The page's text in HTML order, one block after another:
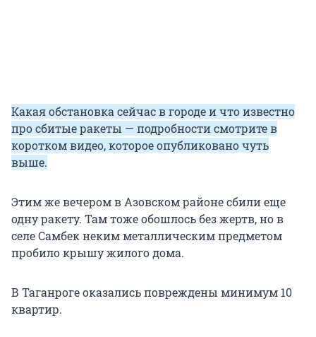
Какая обстановка сейчас в городе и что известно
про сбитые ракеты — подробности смотрите в
коротком видео, которое опубликовано чуть
выше.
Этим же вечером в Азовском районе сбили еще
одну ракету. Там тоже обошлось без жертв, но в
селе Самбек неким металлическим предметом
пробило крышу жилого дома.
В Таганроге оказались повреждены минимум 10
квартир.